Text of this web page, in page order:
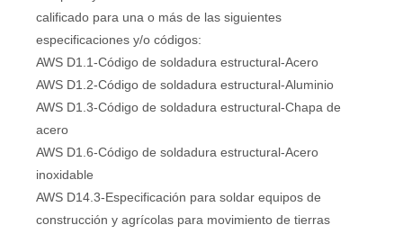
calificado para una o más de las siguientes
especificaciones y/o códigos:
AWS D1.1-Código de soldadura estructural-Acero
AWS D1.2-Código de soldadura estructural-Aluminio
AWS D1.3-Código de soldadura estructural-Chapa de
acero
AWS D1.6-Código de soldadura estructural-Acero
inoxidable
AWS D14.3-Especificación para soldar equipos de
construcción y agrícolas para movimiento de tierras